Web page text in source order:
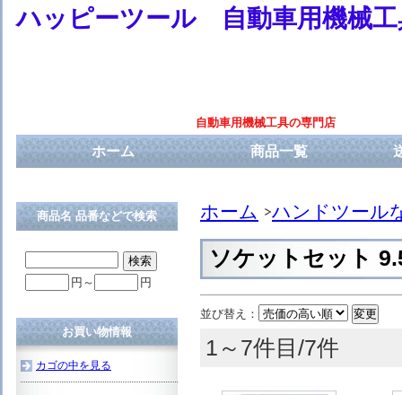
ハッピーツール 自動車用機械工
自動車用機械工具の専門店
ホーム 商品一覧
ホーム ハンドツール
ソケットセット
並び替え：
1～7件目/7件
商品名 品番などで検索
円～ 円
お買い物情報
カゴの中を見る